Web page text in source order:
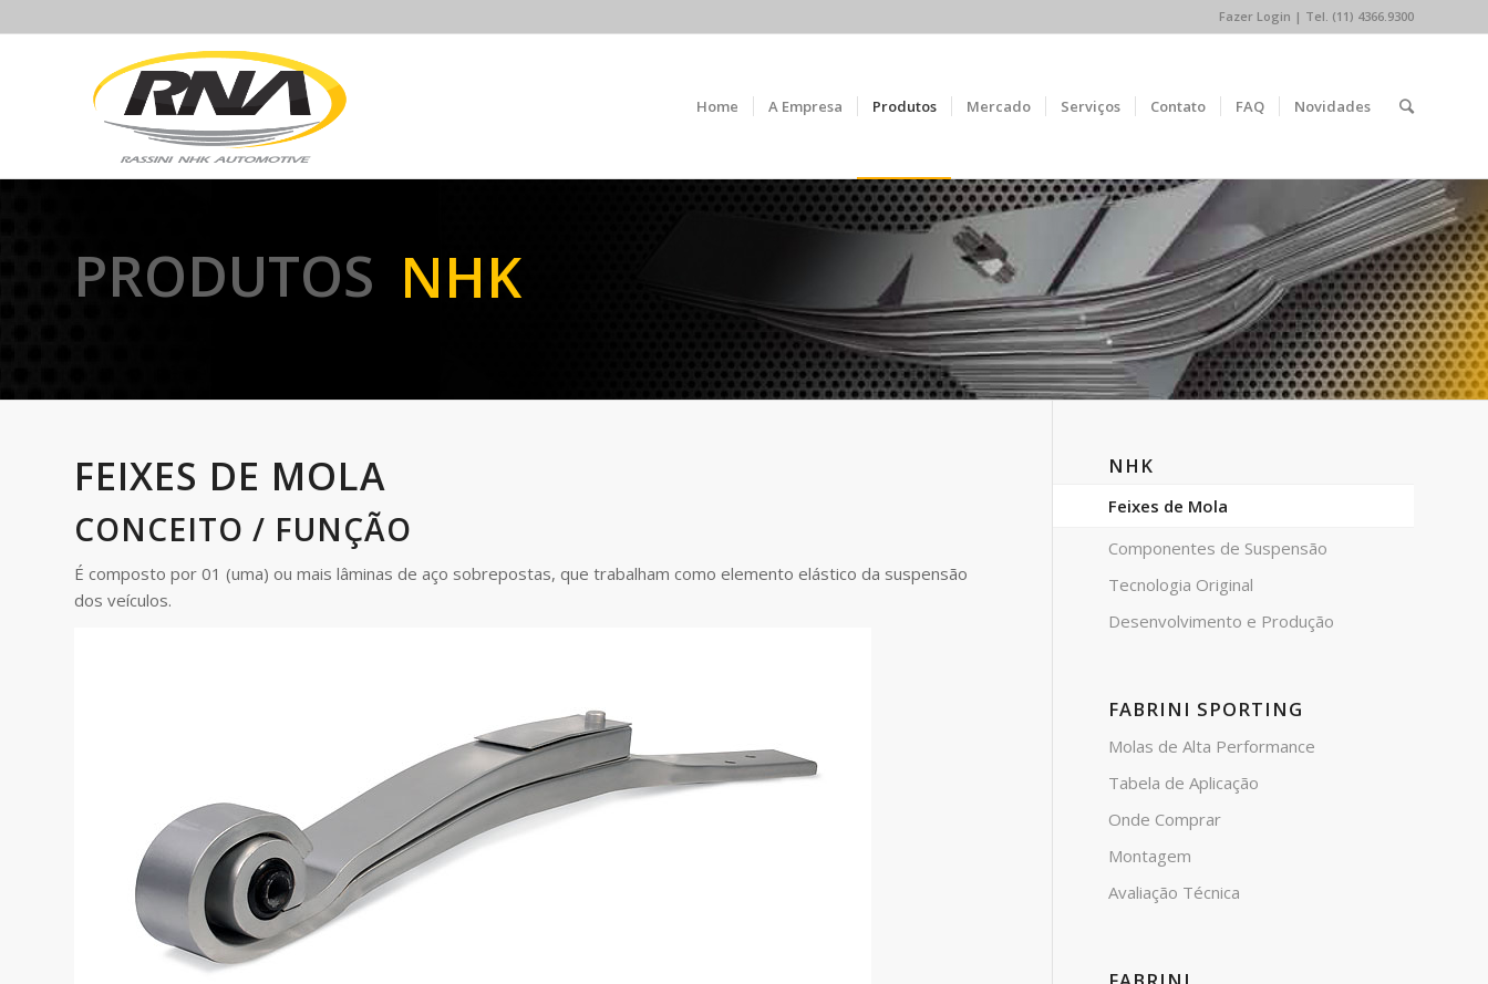
Fazer Login | Tel. (11) 4366.9300
Home A Empresa Produtos Mercado Serviços Contato FAQ Novidades
PRODUTOS NHK
FEIXES DE MOLA
CONCEITO / FUNÇÃO
É composto por 01 (uma) ou mais lâminas de aço sobrepostas, que trabalham como elemento elástico da suspensão
dos veículos.
NHK
Feixes de Mola
Componentes de Suspensão
Tecnologia Original
Desenvolvimento e Produção
FABRINI SPORTING
Molas de Alta Performance
Tabela de Aplicação
Onde Comprar
Montagem
Avaliação Técnica